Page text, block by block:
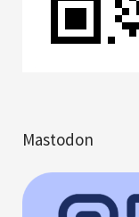
Mastodon